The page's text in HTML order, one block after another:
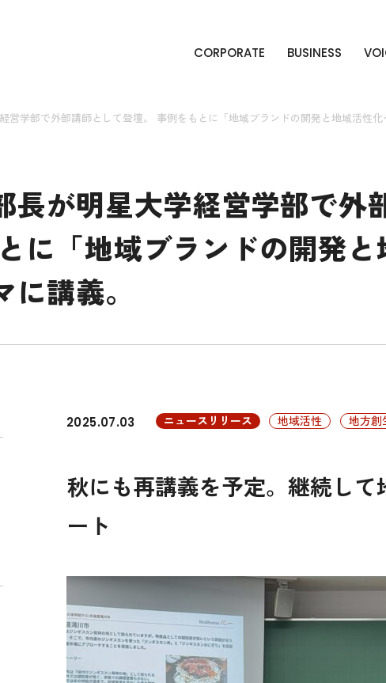
CORPORATE BUSINESS
営学部で外部講師として登壇。 事例をもとに「地域ブランドの開発と地域活性化
長が明星大学経営学部で外
に「地域ブランドの開発
講義。
2025.07.03 ニュースリリース 地域活性 地方創
秋にも再講義を予定。継続し
ート